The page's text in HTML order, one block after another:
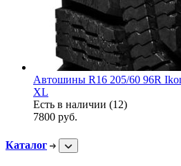
Автошины R16 205/60 96R
XL
Есть в наличии (12)
7800 руб.
Каталог